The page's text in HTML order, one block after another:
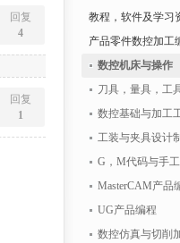
回复
4
回复
1
教程，软件及学习
产品零件数控加工
数控机床与操作
刀具，量具，工
数控基础与加工
工装与夹具设计
G，M代码与手
MasterCAM产品
UG产品编程
数控仿真与切削